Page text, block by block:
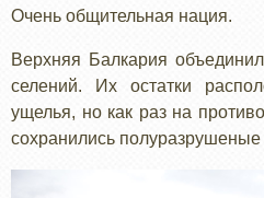
Очень общительная нация.
Верхняя Балкария
селений. Их остатки
ущелья, но как раз на
сохранились полуразрушеные